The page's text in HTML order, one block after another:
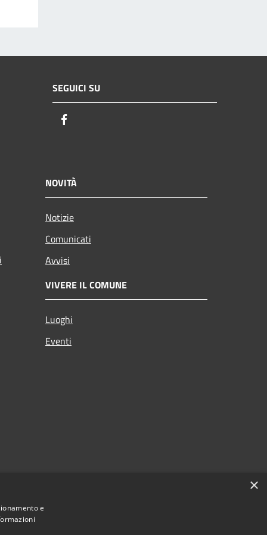
SEGUICI SU
NOVITÀ
Notizie
Comunicati
Avvisi
VIVERE IL COMUNE
Luoghi
Eventi
×
e